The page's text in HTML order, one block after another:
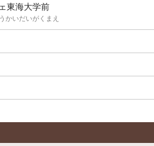
東海大学前
かいだいがくまえ